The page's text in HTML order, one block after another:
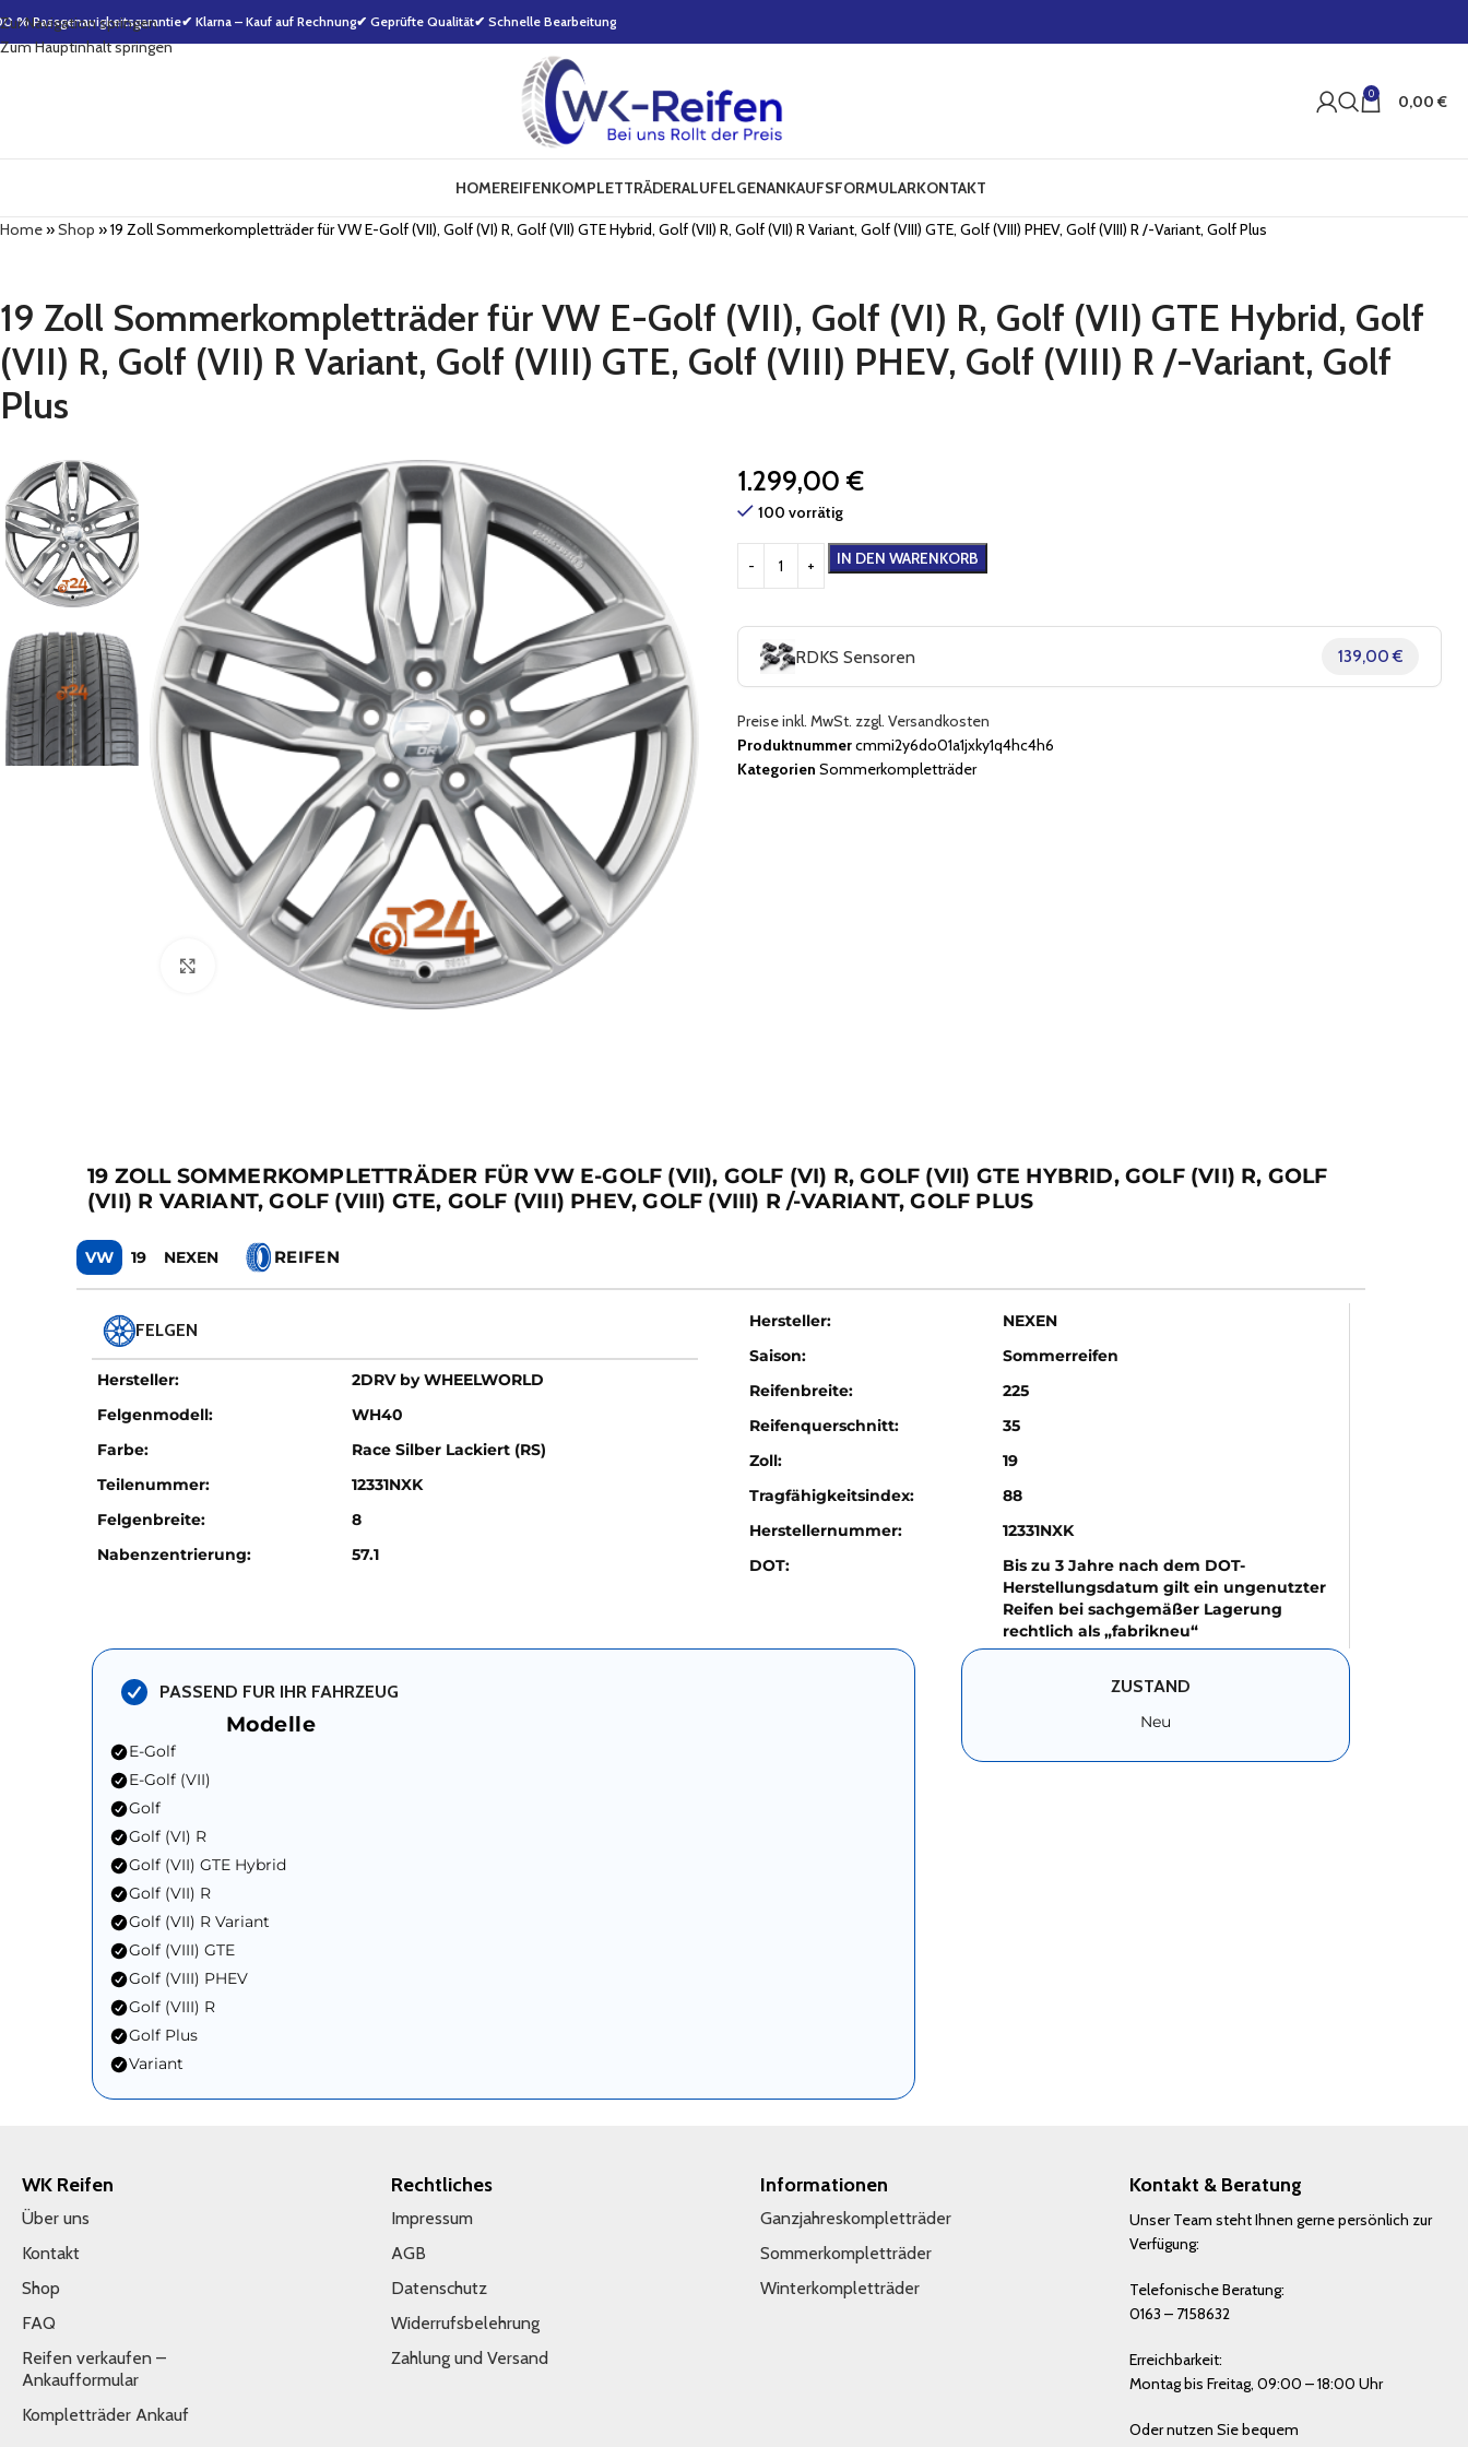
Zur Navigation springen
Zum Hauptinhalt springen
% Passgenauigkeitsgarantie✔ Klarna – Kauf auf Rechnung✔ Geprüfte Qualität✔ Schnelle Bearbeitung
0 0,00 €
HOMEREIFENKOMPLETTRÄDERALUFELGENANKAUFSFORMULARKONTAKT
Home»Shop »19 Zoll Sommerkompletträder für VW E-Golf (VII), Golf (VI) R, Golf (VII) GTE Hybrid, Golf (VII) R, Golf (VII) R Variant, Golf (VIII) GTE, Golf (VIII) PHEV, Golf (VIII) R /-Variant, Golf Plus
19 Zoll Sommerkompletträder für VW E-Golf (VII), Golf (VI) R, Golf (VII) GTE Hybrid, Golf
(VII) R, Golf (VII) R Variant, Golf (VIII) GTE, Golf (VIII) PHEV, Golf (VIII) R /-Variant, Golf
Plus
Zum Vergrößern klicken
1.299,00 €
100 vorrätig
IN DEN WARENKORB
RDKS Sensoren 139,00 €
Preise inkl. MwSt. zzgl. Versandkosten
Produktnummercmmi2y6do01a1jxky1q4hc4h6
Kategorien Sommerkompletträder
19 ZOLL SOMMERKOMPLETTRÄDER FÜR VW E-GOLF (VII), GOLF (VI) R, GOLF (VII) GTE HYBRID, GOLF (VII) R, GOLF
(VII) R VARIANT, GOLF (VIII) GTE, GOLF (VIII) PHEV, GOLF (VIII) R /-VARIANT, GOLF PLUS
VW 19 NEXEN REIFEN
FELGEN
Hersteller:
2DRV by WHEELWORLD
Felgenmodell:
WH40
Farbe:
Race Silber Lackiert (RS)
Teilenummer:
12331NXK
Felgenbreite:
8
Nabenzentrierung:
57.1
Hersteller:
NEXEN
Saison:
Sommerreifen
Reifenbreite:
225
Reifenquerschnitt:
35
Zoll:
19
Tragfähigkeitsindex:
88
Herstellernummer:
12331NXK
DOT:
Bis zu 3 Jahre nach dem DOT-
Herstellungsdatum gilt ein ungenutzter
Reifen bei sachgemäßer Lagerung
rechtlich als „fabrikneu“
PASSEND FUR IHR FAHRZEUG
Modelle
E-Golf
E-Golf (VII)
Golf
Golf (VI) R
Golf (VII) GTE Hybrid
Golf (VII) R
Golf (VII) R Variant
Golf (VIII) GTE
Golf (VIII) PHEV
Golf (VIII) R
Golf Plus
Variant
ZUSTAND
Neu
WK Reifen
Über uns
Kontakt
Shop
FAQ
Reifen verkaufen –
Ankaufformular
Kompletträder Ankauf
Rechtliches
Impressum
AGB
Datenschutz
Widerrufsbelehrung
Zahlung und Versand
Informationen
Ganzjahreskompletträder
Sommerkompletträder
Winterkompletträder
Kontakt & Beratung
Unser Team steht Ihnen gerne persönlich zur
Verfügung:
Telefonische Beratung:
0163 – 7158632
Erreichbarkeit:
Montag bis Freitag, 09:00 – 18:00 Uhr
Oder nutzen Sie bequem